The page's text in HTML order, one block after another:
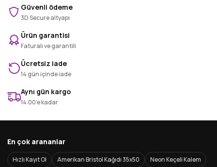
Güvenli ödeme
3D Secure altyapı
Ürün garantisi
Faturalı ve garantili
Ücretsiz iade
14 gün içinde iade
Aynı gün kargo
14:00’e kadar
En çok arananlar
Hızlı Kayıt Ol Amerikan Bristol Kağıdı 35x50
Neon Keçeli Kalem